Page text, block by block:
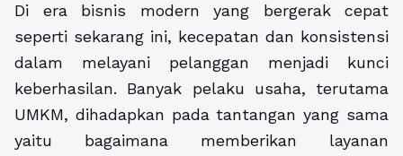
Di era bisnis modern yang bergerak cepat
seperti sekarang ini, kecepatan dan konsistensi
dalam melayani pelanggan menjadi kunci
keberhasilan. Banyak pelaku usaha, terutama
UMKM, dihadapkan pada tantangan yang sama
yaitu bagaimana memberikan layanan